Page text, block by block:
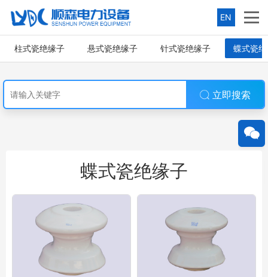
EN
柱式瓷绝缘子 悬式瓷绝缘子 针式瓷绝缘子 蝶式瓷
立即搜索
蝶式瓷绝缘子